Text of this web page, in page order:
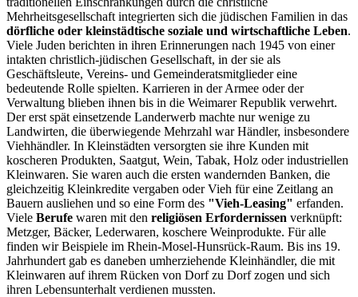
Mehrheitsgesellschaft integrierten sich die jüdischen Familien in das
dörfliche oder kleinstädtische soziale und wirtschaftliche Leben.
Viele Juden berichten in ihren Erinnerungen nach 1945 von einer
intakten christlich-jüdischen Gesellschaft, in der sie als
Geschäftsleute, Vereins- und Gemeinderatsmitglieder eine
bedeutende Rolle spielten. Karrieren in der Armee oder der
Verwaltung blieben ihnen bis in die Weimarer Republik verwehrt.
Der erst spät einsetzende Landerwerb machte nur wenige zu
Landwirten, die überwiegende Mehrzahl war Händler, insbesondere
Viehhändler. In Kleinstädten versorgten sie ihre Kunden mit
koscheren Produkten, Saatgut, Wein, Tabak, Holz oder industriellen
Kleinwaren. Sie waren auch die ersten wandernden Banken, die
gleichzeitig Kleinkredite vergaben oder Vieh für eine Zeitlang an
Bauern ausliehen und so eine Form des "Vieh-Leasing" erfanden.
Viele Berufe waren mit den religiösen Erfordernissen verknüpft:
Metzger, Bäcker, Lederwaren, koschere Weinprodukte. Für alle
finden wir Beispiele im Rhein-Mosel-Hunsrück-Raum. Bis ins 19.
Jahrhundert gab es daneben umherziehende Kleinhändler, die mit
Kleinwaren auf ihrem Rücken von Dorf zu Dorf zogen und sich
ihren Lebensunterhalt verdienen mussten.